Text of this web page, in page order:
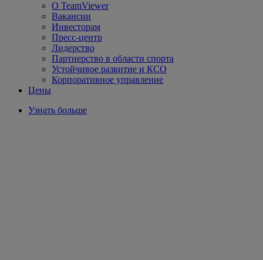
О TeamViewer
Вакансии
Инвесторам
Пресс-центр
Лидерство
Партнерство в области спорта
Устойчивое развитие и КСО
Корпоративное управление
Цены
Узнать больше